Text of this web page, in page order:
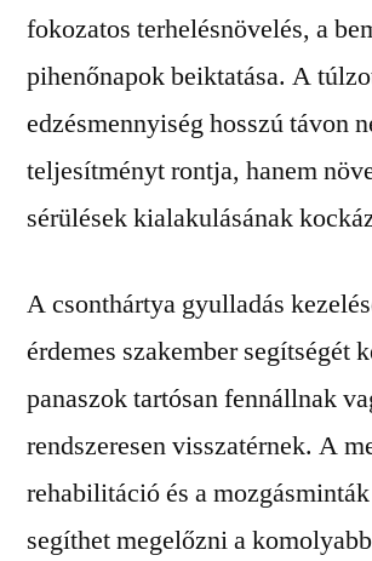
fokozatos terhelésnövelés, a
pihenőnapok beiktatása. A
edzésmennyiség hosszú távon
teljesítményt rontja, hanem
sérülések kialakulásának
A csonthártya gyulladás
érdemes szakember segítségét
panaszok tartósan fennállnak
rendszeresen visszatérnek. A
rehabilitáció és a
segíthet megelőzni a komolyabb